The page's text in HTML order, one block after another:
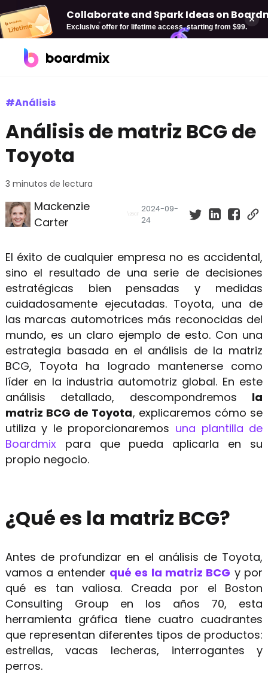
Collaborate and Spark Ideas on
Exclusive offer for lifetime access, starting from $99.
Por caso de uso
Pizarra online
Diagramación
Plan estratégica
Gestión de proyectos
Desarrollo de producto
Boardmix AI
AI PPT
Get 80% OFF
Recursos
Blog
Plantillas
Centro de ayuda
Qué hay de nuevo
#Análisis
Análisis de matriz BCG de
Toyota
3 minutos de lectura
Mackenzie
Carter
2024-09-
24
El éxito de cualquier empresa no es accidental,
sino el resultado de una serie de decisiones
estratégicas bien pensadas y medidas
cuidadosamente ejecutadas. Toyota, una de
las marcas automotrices más reconocidas del
mundo, es un claro ejemplo de esto. Con una
estrategia basada en el análisis de la matriz
BCG, Toyota ha logrado mantenerse como
líder en la industria automotriz global. En este
análisis detallado, descompondremos la
matriz BCG de Toyota, explicaremos cómo se
utiliza y le proporcionaremos una plantilla de
Boardmixpara que pueda aplicarla en su
propio negocio.
¿Qué es la matriz BCG?
Antes de profundizar en el análisis de Toyota,
vamos a entender qué es la matriz BCG y por
qué es tan valiosa. Creada por el Boston
Consulting Group en los años 70, esta
herramienta gráfica tiene cuatro cuadrantes
que representan diferentes tipos de productos:
estrellas, vacas lecheras, interrogantes y
perros.